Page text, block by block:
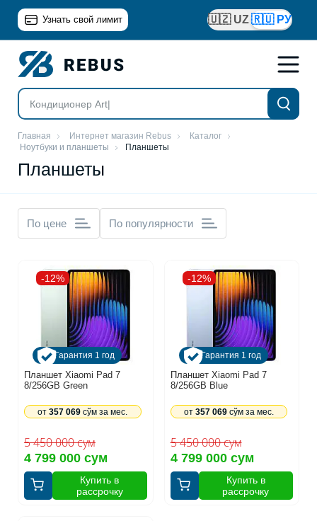
Узнать свой лимит 🇺🇿 UZ🇷🇺 РУ
Главная Интернет магазин Rebus
Каталог
Ноутбуки и планшеты
Планшеты
Планшеты
По цене По популярности
-12%
Гарантия 1 год
Планшет Xiaomi Pad 7
8/256GB Green
4 799 000 сум
5 450 000 сум
от357 069 сўм за мес.
Купить в
рассрочку
-12%
Гарантия 1 год
Планшет Xiaomi Pad 7
8/256GB Blue
4 799 000 сум
5 450 000 сум
от 357 069сўм за мес.
Купить в
рассрочку